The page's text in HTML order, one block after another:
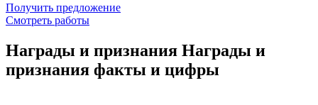
Получить предложение
Смотреть работы
Награды и признания Награды и
признания факты и цифры